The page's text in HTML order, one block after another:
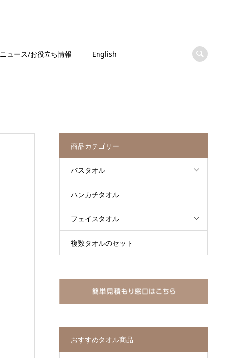
ニュース/お役立ち情報 English
商品カテゴリー
バスタオル
ハンカチタオル
フェイスタオル
複数タオルのセット
おすすめタオル商品